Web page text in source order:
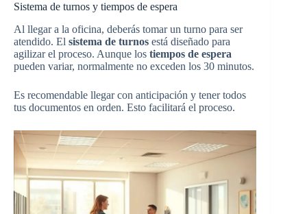
Sistema de turnos y tiempos de espera
Al llegar a la oficina, deberás tomar un turno para ser
atendido. El sistema de turnos está diseñado para
agilizar el proceso. Aunque los tiempos de espera
pueden variar, normalmente no exceden los 30 minutos.
Es recomendable llegar con anticipación y tener todos
tus documentos en orden. Esto facilitará el proceso.